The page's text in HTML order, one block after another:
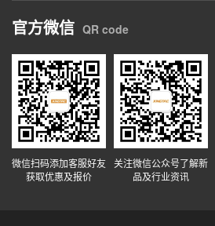
官方微信 QR code
微信扫码添加客服好友
获取优惠及报价
关注微信公众号了解新
品及行业资讯